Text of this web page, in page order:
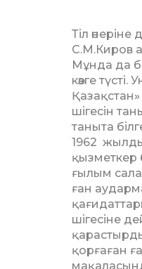
Тіл
С.М.Киров
Мұнда да
көзге
шігесін
таныта
1962
қызметкер
ғылым
ған
шігесіне
қор­ғаған